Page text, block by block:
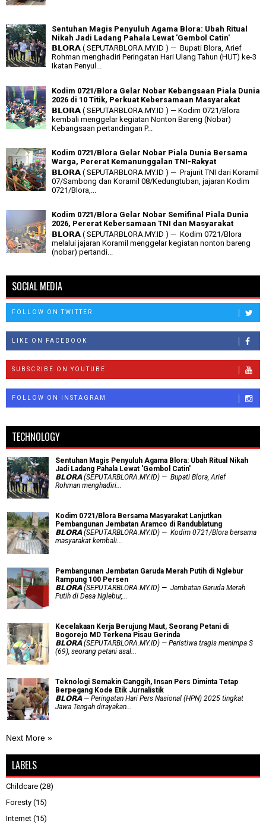
Sentuhan Magis Penyuluh Agama Blora: Ubah Ritual
Nikah Jadi Ladang Pahala Lewat 'Gembol Catin'
𝗕𝗟𝗢𝗥𝗔 ( SEPUTARBLORA.MY.ID ) — Bupati Blora, Arief
Rohman menghadiri Peringatan Hari Ulang Tahun (HUT) ke-3
Ikatan Penyul...
Kodim 0721/Blora Gelar Nobar Kebangsaan Piala Dunia
2026 di 10 Titik, Perkuat Kebersamaan Masyarakat
𝗕𝗟𝗢𝗥𝗔 ( SEPUTARBLORA.MY.ID ) — Kodim 0721/Blora
kembali menggelar kegiatan Nonton Bareng (Nobar)
Kebangsaan pertandingan P...
Kodim 0721/Blora Gelar Nobar Piala Dunia Bersama
Warga, Pererat Kemanunggalan TNI-Rakyat
𝗕𝗟𝗢𝗥𝗔 ( SEPUTARBLORA.MY.ID ) — Prajurit TNI dari Koramil
07/Sambong dan Koramil 08/Kedungtuban, jajaran Kodim
0721/Blora,...
Kodim 0721/Blora Gelar Nobar Semifinal Piala Dunia
2026, Pererat Kebersamaan TNI dan Masyarakat
𝗕𝗟𝗢𝗥𝗔 ( SEPUTARBLORA.MY.ID ) — Kodim 0721/Blora
melalui jajaran Koramil menggelar kegiatan nonton bareng
(nobar) pertandi...
SOCIAL MEDIA
FOLLOW ON TWITTER
LIKE ON FACEBOOK
SUBSCRIBE ON YOUTUBE
FOLLOW ON INSTAGRAM
TECHNOLOGY
Sentuhan Magis Penyuluh Agama Blora: Ubah Ritual Nikah
Jadi Ladang Pahala Lewat 'Gembol Catin'
𝗕𝗟𝗢𝗥𝗔 (SEPUTARBLORA.MY.ID) — Bupati Blora, Arief
Rohman menghadiri...
Kodim 0721/Blora Bersama Masyarakat Lanjutkan
Pembangunan Jembatan Aramco di Randublatung
𝗕𝗟𝗢𝗥𝗔 (SEPUTARBLORA.MY.ID) — Kodim 0721/Blora bersama
masyarakat kembali...
Pembangunan Jembatan Garuda Merah Putih di Nglebur
Rampung 100 Persen
𝗕𝗟𝗢𝗥𝗔 (SEPUTARBLORA.MY.ID) — Jembatan Garuda Merah
Putih di Desa Nglebur,...
Kecelakaan Kerja Berujung Maut, Seorang Petani di
Bogorejo MD Terkena Pisau Gerinda
𝗕𝗟𝗢𝗥𝗔 (SEPUTARBLORA.MY.ID) — Peristiwa tragis menimpa S
(69), seorang petani asal...
Teknologi Semakin Canggih, Insan Pers Diminta Tetap
Berpegang Kode Etik Jurnalistik
𝗕𝗟𝗢𝗥𝗔 — Peringatan Hari Pers Nasional (HPN) 2025 tingkat
Jawa Tengah dirayakan...
Next More »
LABELS
Childcare (28)
Foresty (15)
Internet (15)